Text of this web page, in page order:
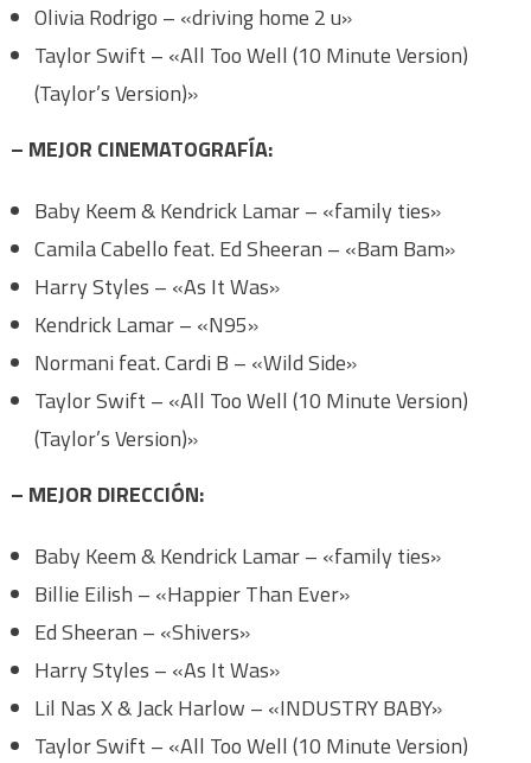
Olivia Rodrigo – «driving home 2 u»
Taylor Swift – «All Too Well (10 Minute Version)
(Taylor’s Version)»
– MEJOR CINEMATOGRAFÍA:
Baby Keem & Kendrick Lamar – «family ties»
Camila Cabello feat. Ed Sheeran – «Bam Bam»
Harry Styles – «As It Was»
Kendrick Lamar – «N95»
Normani feat. Cardi B – «Wild Side»
Taylor Swift – «All Too Well (10 Minute Version)
(Taylor’s Version)»
– MEJOR DIRECCIÓN:
Baby Keem & Kendrick Lamar – «family ties»
Billie Eilish – «Happier Than Ever»
Ed Sheeran – «Shivers»
Harry Styles – «As It Was»
Lil Nas X & Jack Harlow – «INDUSTRY BABY»
Taylor Swift – «All Too Well (10 Minute Version)